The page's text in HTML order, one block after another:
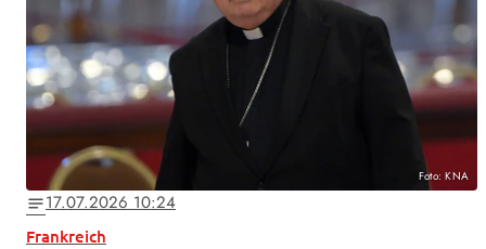
Foto: KNA
notes17.07.2026 10:24
Frankreich